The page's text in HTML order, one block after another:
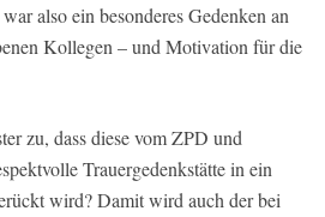
also ein besonderes Gedenken an
Kollegen – und Motivation für die
zu, dass diese vom ZPD und
Trauergedenkstätte in ein
wird? Damit wird auch der bei